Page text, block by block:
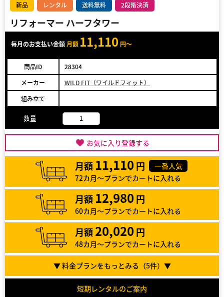
新品 レンタル 送料無料 2段階決済
リフォーマー ハーフタワー
毎月のお支払い金額 月額 11,110 円～
商品ID
28304
メーカー
WILD FIT（ワイルドフィット）
組み立て
数量
お気に入り登録する
月額 11,110 円
一番人気
72カ月～プランでカートに入れる
月額 12,980 円
60カ月～プランでカートに入れる
月額 20,020 円
48カ月～プランでカートに入れる
▼ 料金プランをもっとみる（5件）▼
短期レンタルのご案内